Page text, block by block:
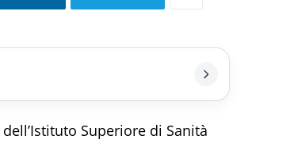
Superiore di Sanità